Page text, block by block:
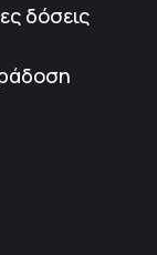
δόσεις